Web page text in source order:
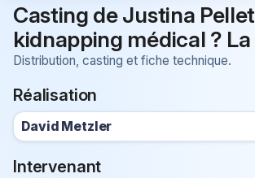
Casting de Justina
kidnapping médical ?
Distribution, casting et fiche technique.
Réalisation
David Metzler
Intervenant